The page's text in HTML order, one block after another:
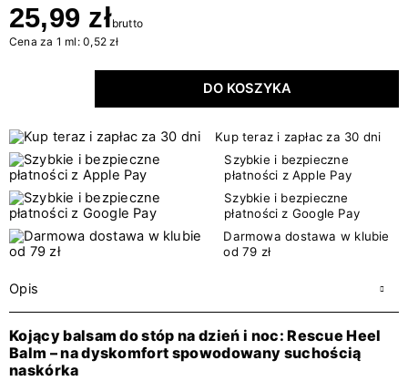
25,99 złbrutto
Cena za 1 ml: 0,52 zł
DO KOSZYKA
Kup teraz i zapłac za 30 dni
Szybkie i bezpieczne
płatności z Apple Pay
Szybkie i bezpieczne
płatności z Google Pay
Darmowa dostawa w klubie
od 79 zł
Opis
Kojący balsam do stóp na dzień i noc: Rescue Heel
Balm – na dyskomfort spowodowany suchością
naskórka